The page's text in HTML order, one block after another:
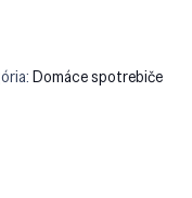
Domáce spotrebiče